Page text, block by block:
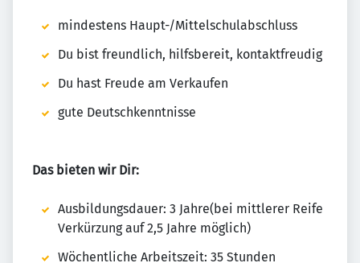
mindestens Haupt-/Mittelschulabschluss
Du bist freundlich, hilfsbereit, kontaktfreudig
Du hast Freude am Verkaufen
gute Deutschkenntnisse
Das bieten wir Dir:
Ausbildungsdauer: 3 Jahre(bei mittlerer Reife
Verkürzung auf 2,5 Jahre möglich)
Wöchentliche Arbeitszeit: 35 Stunden